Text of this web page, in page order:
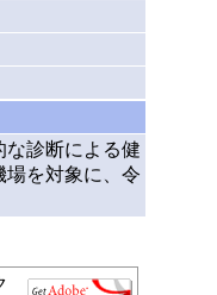
診断による健
を対象に、令